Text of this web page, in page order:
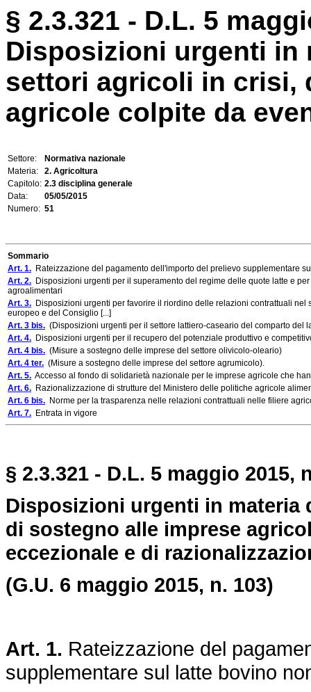
§ 2.3.321 - D.L. 5
Disposizioni urgenti in
settori agricoli in crisi,
agricole colpite da
Settore:
Normativa nazionale
Materia:
2. Agricoltura
Capitolo: 2.3 disciplina generale
Data:
05/05/2015
Numero: 51
Sommario
Art. 1. Rateizzazione del pagamento dell'importo del prelievo supplementare
Art. 2. Disposizioni urgenti per il superamento del regime delle quote latte e
agroalimentari
Art. 3. Disposizioni urgenti per favorire il riordino delle relazioni contrattuali
europeo e del Consiglio [...]
Art. 3 bis. (Disposizioni urgenti per il settore lattiero-caseario del comparto del
Art. 4. Disposizioni urgenti per il recupero del potenziale produttivo e
Art. 4 bis. (Misure a sostegno delle imprese del settore olivicolo-oleario)
Art. 4 ter. (Misure a sostegno delle imprese del settore agrumicolo).
Art. 5. Accesso al fondo di solidarietà nazionale per le imprese agricole che
Art. 6. Razionalizzazione di strutture del Ministero delle politiche agricole
Art. 6 bis. Norme per la trasparenza nelle relazioni contrattuali nelle filiere
Art. 7. Entrata in vigore
§ 2.3.321 - D.L. 5 maggio 2015,
Disposizioni urgenti in
di sostegno alle imprese
eccezionale e di
(G.U. 6 maggio 2015, n. 103)
Art. 1. Rateizzazione del
supplementare sul latte bovino